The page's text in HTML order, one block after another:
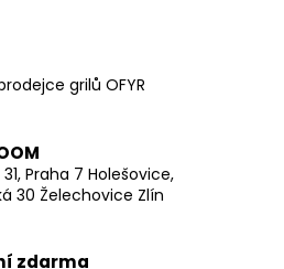
grilů OFYR
Praha 7 Holešovice,
30 Želechovice Zlín
zdarma